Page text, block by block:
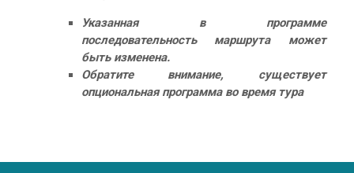
Указанная в программе
последовательность маршрута может
быть изменена.
Обратите внимание, существует
опциональная программа во время тура